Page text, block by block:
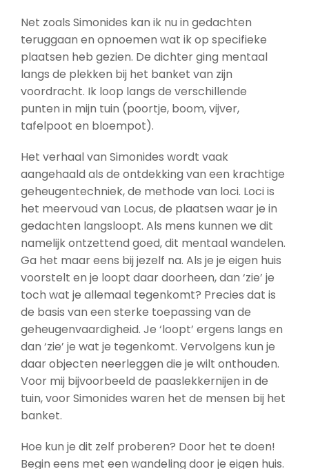
Net zoals Simonides kan ik nu in gedachten
teruggaan en opnoemen wat ik op specifieke
plaatsen heb gezien. De dichter ging mentaal
langs de plekken bij het banket van zijn
voordracht. Ik loop langs de verschillende
punten in mijn tuin (poortje, boom, vijver,
tafelpoot en bloempot).
Het verhaal van Simonides wordt vaak
aangehaald als de ontdekking van een krachtige
geheugentechniek, de methode van loci. Loci is
het meervoud van Locus, de plaatsen waar je in
gedachten langsloopt. Als mens kunnen we dit
namelijk ontzettend goed, dit mentaal wandelen.
Ga het maar eens bij jezelf na. Als je je eigen huis
voorstelt en je loopt daar doorheen, dan ‘zie’ je
toch wat je allemaal tegenkomt? Precies dat is
de basis van een sterke toepassing van de
geheugenvaardigheid. Je ‘loopt’ ergens langs en
dan ‘zie’ je wat je tegenkomt. Vervolgens kun je
daar objecten neerleggen die je wilt onthouden.
Voor mij bijvoorbeeld de paaslekkernijen in de
tuin, voor Simonides waren het de mensen bij het
banket.
Hoe kun je dit zelf proberen? Door het te doen!
Begin eens met een wandeling door je eigen huis.